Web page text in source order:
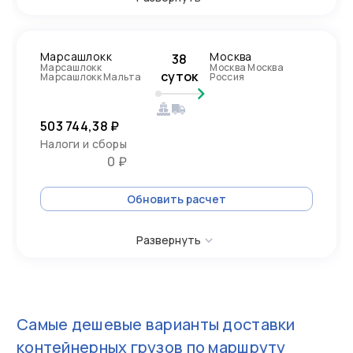
Марсашлокк
Марсашлокк
Марсашлокк Мальта
38
суток
Москва
Москва Москва
Россия
503 744,38 ₽
Налоги и сборы
0 ₽
Обновить расчет
Развернуть
Самые дешевые варианты доставки
контейнерных грузов по маршруту